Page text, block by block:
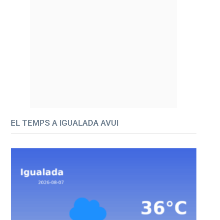
EL TEMPS A IGUALADA AVUI